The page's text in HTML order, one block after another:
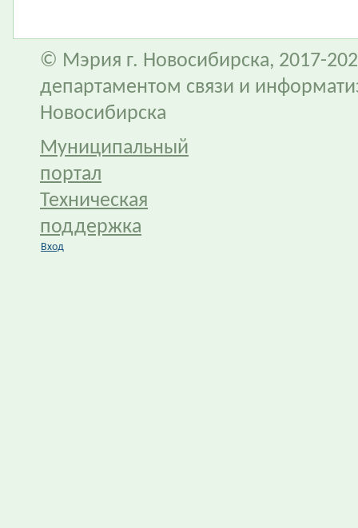
© Мэрия г. Новосибирска, 2017-
департаментом связи и
Новосибирска
Муниципальный
портал
Техническая
поддержка
Вход